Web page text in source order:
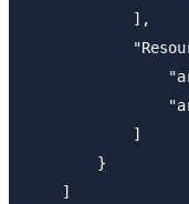
            ],
            ]
        }
    ]